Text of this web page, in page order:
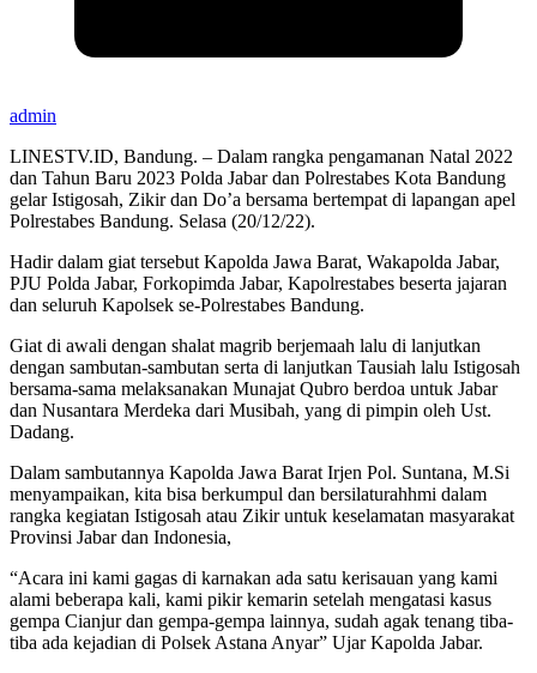
admin
LINESTV.ID, Bandung. – Dalam rangka pengamanan Natal 2022
dan Tahun Baru 2023 Polda Jabar dan Polrestabes Kota Bandung
gelar Istigosah, Zikir dan Do’a bersama bertempat di lapangan apel
Polrestabes Bandung. Selasa (20/12/22).
Hadir dalam giat tersebut Kapolda Jawa Barat, Wakapolda Jabar,
PJU Polda Jabar, Forkopimda Jabar, Kapolrestabes beserta jajaran
dan seluruh Kapolsek se-Polrestabes Bandung.
Giat di awali dengan shalat magrib berjemaah lalu di lanjutkan
dengan sambutan-sambutan serta di lanjutkan Tausiah lalu Istigosah
bersama-sama melaksanakan Munajat Qubro berdoa untuk Jabar
dan Nusantara Merdeka dari Musibah, yang di pimpin oleh Ust.
Dadang.
Dalam sambutannya Kapolda Jawa Barat Irjen Pol. Suntana, M.Si
menyampaikan, kita bisa berkumpul dan bersilaturahhmi dalam
rangka kegiatan Istigosah atau Zikir untuk keselamatan masyarakat
Provinsi Jabar dan Indonesia,
“Acara ini kami gagas di karnakan ada satu kerisauan yang kami
alami beberapa kali, kami pikir kemarin setelah mengatasi kasus
gempa Cianjur dan gempa-gempa lainnya, sudah agak tenang tiba-
tiba ada kejadian di Polsek Astana Anyar” Ujar Kapolda Jabar.